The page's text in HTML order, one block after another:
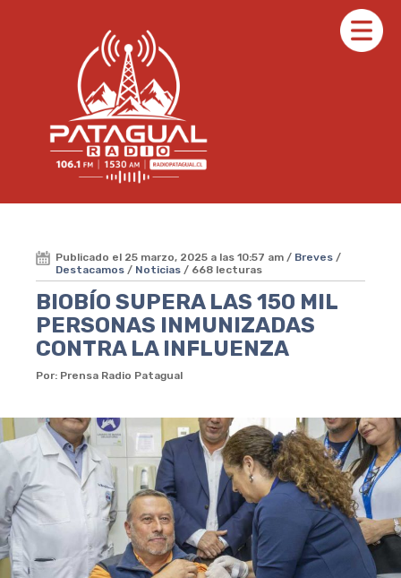
Publicado el 25 marzo, 2025 a las 10:57 am / Breves /
Destacamos / Noticias / 668 lecturas
BIOBÍO SUPERA LAS 150 MIL
PERSONAS INMUNIZADAS
CONTRA LA INFLUENZA
Por: Prensa Radio Patagual